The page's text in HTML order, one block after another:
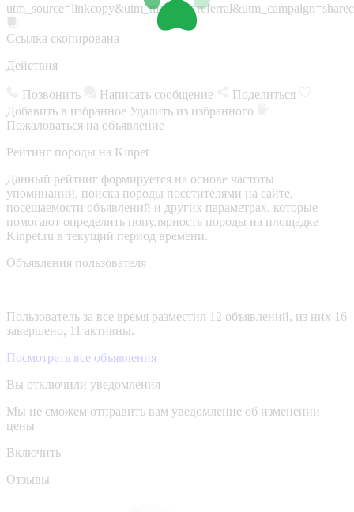
Ссылка скопирована
Действия
Позвонить Написать сообщение
Поделиться
Добавить в избранное Удалить из избранного
Пожаловаться на объявление
Рейтинг породы на Kinpet
Данный рейтинг формируется на основе частоты
упоминаний, поиска породы посетителями на сайте,
посещаемости объявлений и других параметрах, которые
помогают определить популярность породы на площадке
Kinpet.ru в текущий период времени.
Объявления пользователя
Пользователь за все время разместил 12 объявлений, из них 16
завершено, 11 активны.
Посмотреть все объявления
Вы отключили уведомления
Мы не сможем отправить вам уведомление об изменении
цены
Включить
Отзывы